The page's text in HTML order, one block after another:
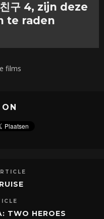
구 4, zijn deze
te raden
films
TWO HEROES